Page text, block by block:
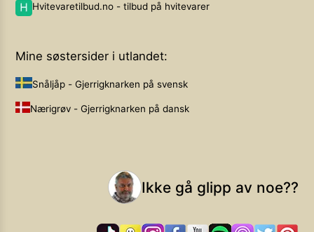
Hvitevaretilbud.no - tilbud på hvitevarer
Mine søstersider i utlandet:
Snåljåp - Gjerrigknarken på svensk
Nærigrøv - Gjerrigknarken på dansk
Ikke gå glipp av noe??